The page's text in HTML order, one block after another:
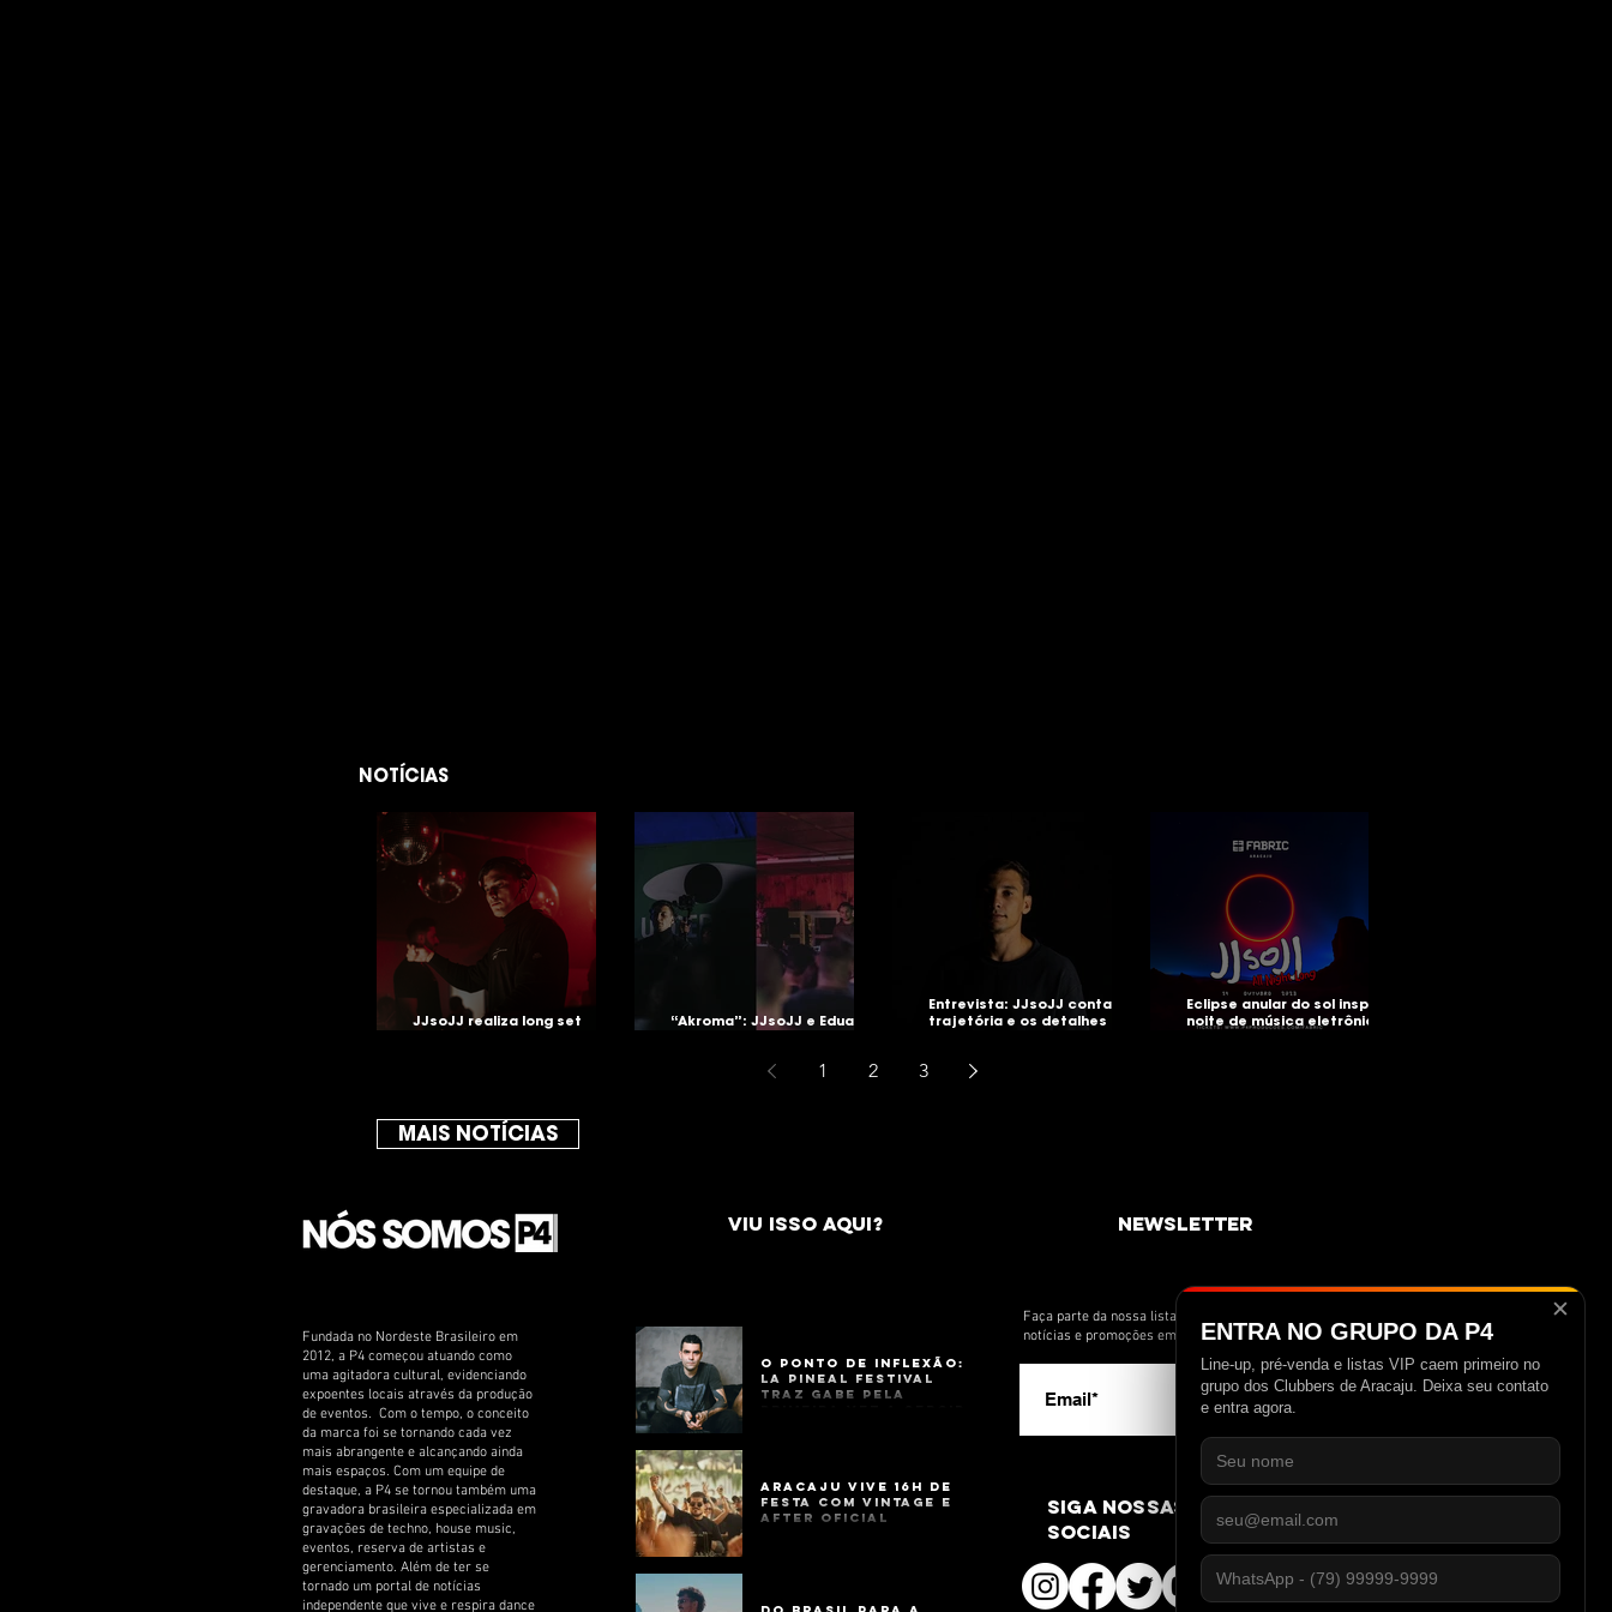
NOTÍCIAS
JJsoJJ realiza long set
“Akroma”: JJsoJJ e Eduardo
Entrevista: JJsoJJ conta sua
trajetória e os detalhes do
Eclipse anular do sol inspira
noite de música eletrônica
1 2 3
MAIS NOTÍCIAS
VIU ISSO AQUI? newsletter
Fundada no Nordeste Brasileiro em
2012, a P4 começou atuando como
uma agitadora cultural, evidenciando
expoentes locais através da produção
de eventos. Com o tempo, o conceito
da marca foi se tornando cada vez
mais abrangente e alcançando ainda
mais espaços. Com um equipe de
destaque, a P4 se tornou também uma
gravadora brasileira especializada em
gravações de techno, house music,
eventos, reserva de artistas e
gerenciamento. Além de ter se
tornado um portal de notícias
independente que vive e respira dance
O Ponto de Inflexão:
La Pineal Festival
Traz Gabe Pela
Aracaju Vive 16h de
Festa com Vintage e
After Oficial
Faça parte da nossa lista de novidades e receba
notícias e promoções em primeira mão.
>
siga nossas redes
sociais
✕
ENTRA NO GRUPO DA P4
Line-up, pré-venda e listas VIP caem primeiro no
grupo dos Clubbers de Aracaju. Deixa seu contato
e entra agora.